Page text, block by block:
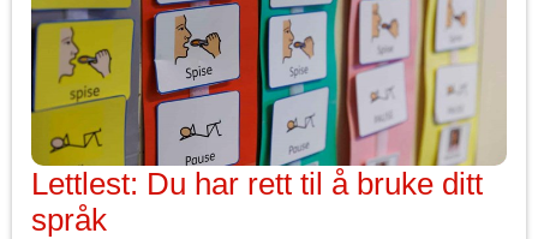
Lettlest: Du har rett til å bruke ditt
språk